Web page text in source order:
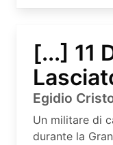
[...] 11
Egidio
Un militare di
durante la